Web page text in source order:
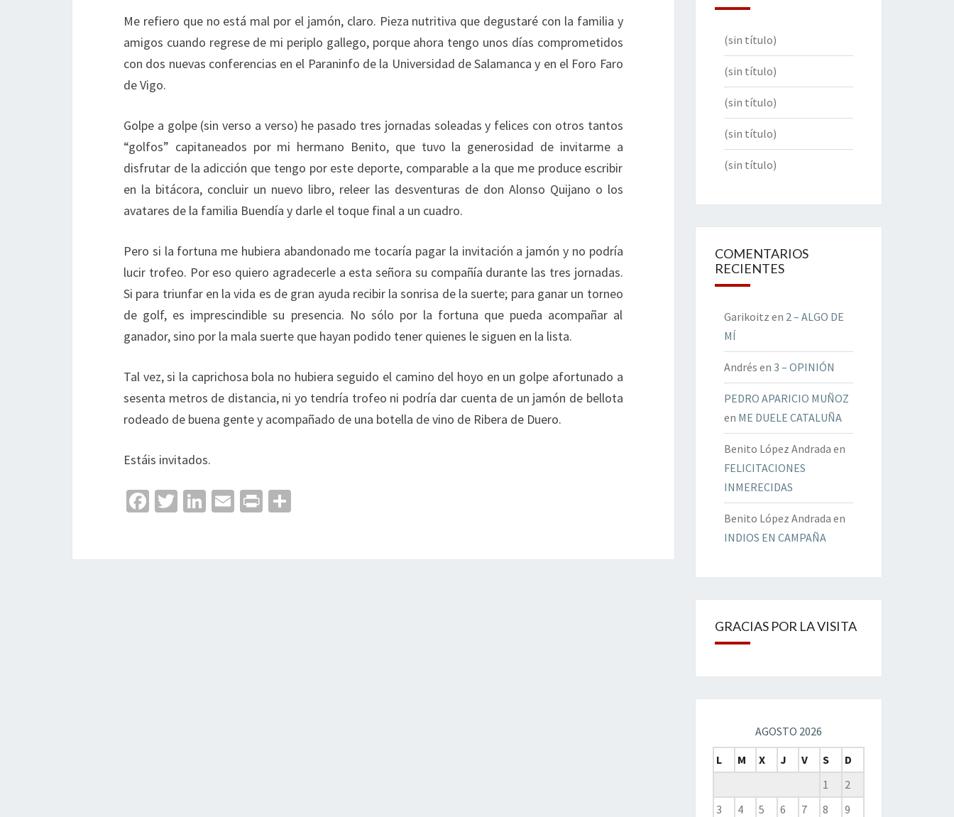
Me refiero que no está mal por el jamón, claro. Pieza nutritiva que degustaré con la familia y
amigos cuando regrese de mi periplo gallego, porque ahora tengo unos días comprometidos
con dos nuevas conferencias en el Paraninfo de la Universidad de Salamanca y en el Foro Faro
de Vigo.
Golpe a golpe (sin verso a verso) he pasado tres jornadas soleadas y felices con otros tantos
“golfos” capitaneados por mi hermano Benito, que tuvo la generosidad de invitarme a
disfrutar de la adicción que tengo por este deporte, comparable a la que me produce escribir
en la bitácora, concluir un nuevo libro, releer las desventuras de don Alonso Quijano o los
avatares de la familia Buendía y darle el toque final a un cuadro.
Pero si la fortuna me hubiera abandonado me tocaría pagar la invitación a jamón y no podría
lucir trofeo. Por eso quiero agradecerle a esta señora su compañía durante las tres jornadas.
Si para triunfar en la vida es de gran ayuda recibir la sonrisa de la suerte; para ganar un torneo
de golf, es imprescindible su presencia. No sólo por la fortuna que pueda acompañar al
ganador, sino por la mala suerte que hayan podido tener quienes le siguen en la lista.
Tal vez, si la caprichosa bola no hubiera seguido el camino del hoyo en un golpe afortunado a
sesenta metros de distancia, ni yo tendría trofeo ni podría dar cuenta de un jamón de bellota
rodeado de buena gente y acompañado de una botella de vino de Ribera de Duero.
Estáis invitados.
Fa T
Li
E
Pr
(sin título)
(sin título)
(sin título)
(sin título)
(sin título)
COMENTARIOS
RECIENTES
Garikoitz en 2 – ALGO DE
MÍ
Andrés en 3 – OPINIÓN
PEDRO APARICIO MUÑOZ
en ME DUELE CATALUÑA
Benito López Andrada en
FELICITACIONES
INMERECIDAS
Benito López Andrada en
INDIOS EN CAMPAÑA
GRACIAS POR LA VISITA
AGOSTO 2026
L
M X J V S
D
1
2
3
4 5 6 7 8
9